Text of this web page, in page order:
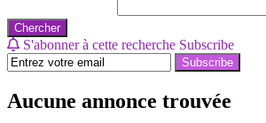
Chercher
S'abonner à cette recherche Subscribe
Subscribe
Aucune annonce trouvée